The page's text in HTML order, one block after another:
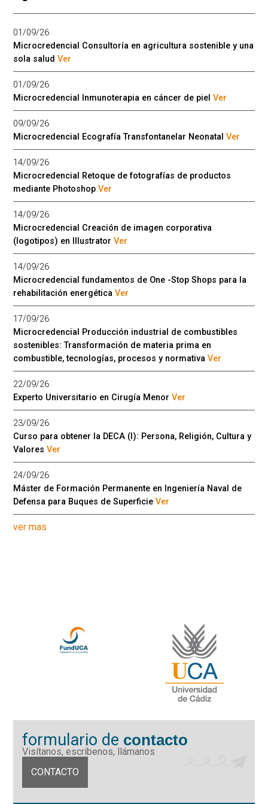
01/09/26
Microcredencial Consultoría en agricultura sostenible y una
sola saludVer
01/09/26
Microcredencial Inmunoterapia en cáncer de pielVer
09/09/26
Microcredencial Ecografía Transfontanelar NeonatalVer
14/09/26
Microcredencial Retoque de fotografías de productos
mediante PhotoshopVer
14/09/26
Microcredencial Creación de imagen corporativa
(logotipos) en IllustratorVer
14/09/26
Microcredencial fundamentos de One -Stop Shops para la
rehabilitación energéticaVer
17/09/26
Microcredencial Producción industrial de combustibles
sostenibles: Transformación de materia prima en
combustible, tecnologías, procesos y normativaVer
22/09/26
Experto Universitario en Cirugía MenorVer
23/09/26
Curso para obtener la DECA (I): Persona, Religión, Cultura y
ValoresVer
24/09/26
Máster de Formación Permanente en Ingeniería Naval de
Defensa para Buques de SuperficieVer
ver mas
formulario de contacto
Visítanos, escríbenos, llámanos
CONTACTO